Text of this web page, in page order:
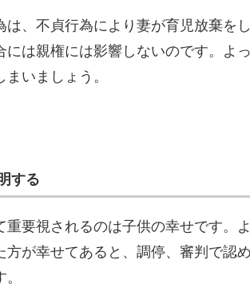
は、不貞行為により妻が育児放棄を
は親権には影響しないのです。よ
いましょう。
する
要視されるのは子供の幸せです。
が幸せてあると、調停、審判で認